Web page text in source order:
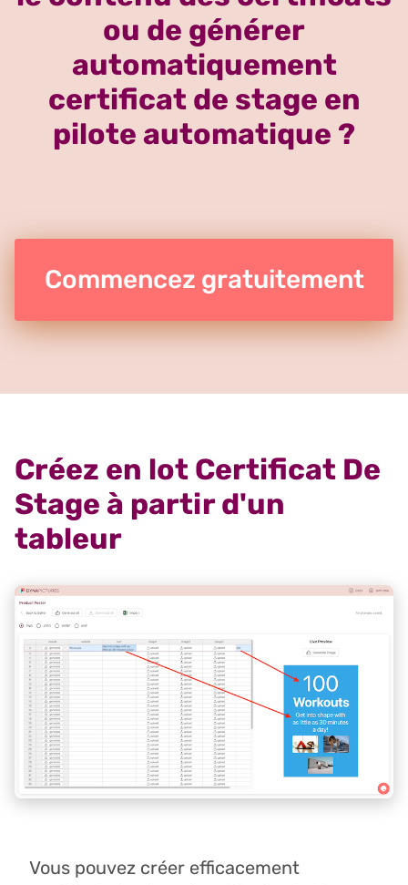
ou de générer
automatiquement
certificat de stage en
pilote automatique ?
Commencez gratuitement
Créez en lot Certificat De
Stage à partir d'un
tableur
Vous pouvez créer efficacement